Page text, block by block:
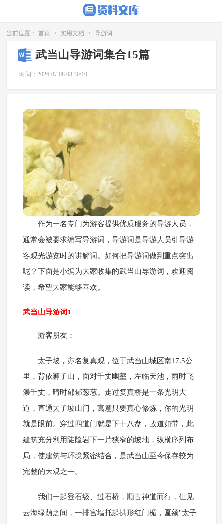
当前位置： 首页 > 实用文档 > 导游词
武当山导游词集合15篇
时间：2026-07-08 08:30:10
作为一名专门为游客提供优质服务的导游人员，
通常会被要求编写导游词，导游词是导游人员引导游
客观光游览时的讲解词。如何把导游词做到重点突出
呢？下面是小编为大家收集的武当山导游词，欢迎阅
读，希望大家能够喜欢。
武当山导游词1
游客朋友：
太子坡，亦名复真观，位于武当山城区南17.5公
里，背依狮子山，面对千丈幽壑，左临天池，雨时飞
瀑千丈，晴时郁郁葱葱。走过复真桥是一条光明大
道，直通太子坡山门，寓意只要真心修炼，你的光明
就是眼前。穿过四道门就是下十八盘，故道如带，此
建筑充分利用陡险岩下一片狭窄的坡地，纵横序列布
局，使建筑与环境紧密结合，是武当山至今保存较为
完整的大观之一。
我们一起登石级、过石桥，顺古神道而行，但见
云海绿荫之间，一排宫墙托起拱形红门楣，匾额"太子